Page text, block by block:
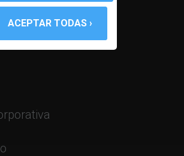
26 65 32
847 700